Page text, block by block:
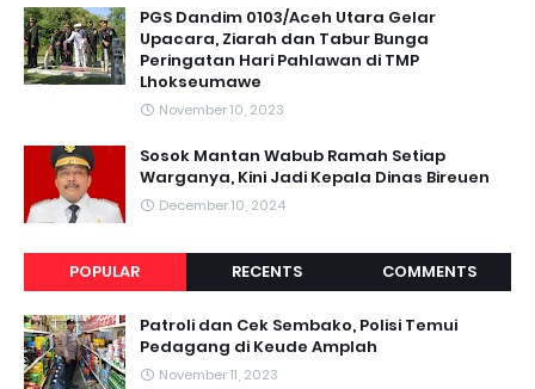
PGS Dandim 0103/Aceh Utara Gelar
Upacara, Ziarah dan Tabur Bunga
Peringatan Hari Pahlawan di TMP
Lhokseumawe
November 10, 2023
Sosok Mantan Wabub Ramah Setiap
Warganya, Kini Jadi Kepala Dinas Bireuen
December 10, 2024
POPULAR RECENTS COMMENTS
Patroli dan Cek Sembako, Polisi Temui
Pedagang di Keude Amplah
November 11, 2023